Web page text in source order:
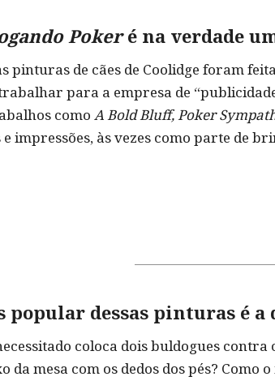
Pokeré na verdade
pinturas de cães de Coolidge foram
para a empresa de
como A Bold Bluff, Poker
impressões, às vezes como parte de
popular dessas pinturas é a
coloca dois buldogues
da mesa com os dedos dos pés? Como